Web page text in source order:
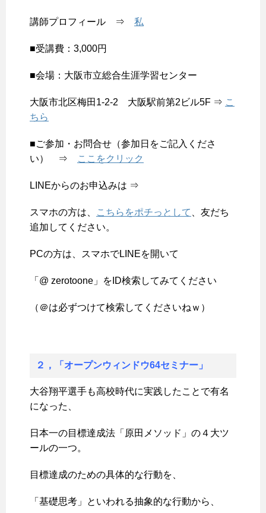
講師プロフィール ⇒ 私
■受講費：3,000円
■会場：大阪市立総合生涯学習センター
大阪市北区梅田1-2-2 大阪駅前第2ビル5F ⇒ こ
ちら
■ご参加・お問合せ（参加日をご記入くださ
い） ⇒
ここをクリック
LINEからのお申込みは ⇒
スマホの方は、 こちらをポチっとして
、友だち
追加してください。
PCの方は、スマホでLINEを開いて
「@ zerotoone」をID検索してみてください
（＠は必ずつけて検索してくださいねｗ）
２，「オープンウィンドウ64セミナー」
大谷翔平選手も高校時代に実践したことで有名
になった、
日本一の目標達成法「原田メソッド」の４大ツ
ールの一つ。
目標達成のための具体的な行動を、
「基礎思考」といわれる抽象的な行動から、